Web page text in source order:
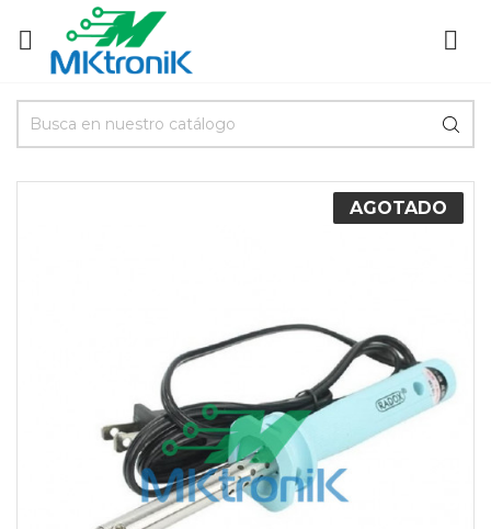
 
AGOTADO